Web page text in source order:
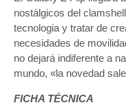
nostálgicos del
tecnologia y tratar de
necesidades de
no dejará indiferente a
mundo, «la novedad
FICHA TÉCNICA